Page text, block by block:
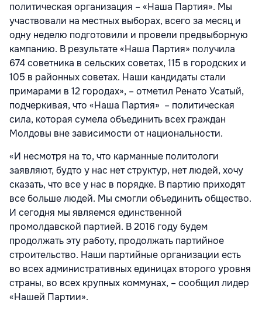
политическая организация – «Наша Партия». Мы
участвовали на местных выборах, всего за месяц и
одну неделю подготовили и провели предвыборную
кампанию. В результате «Наша Партия» получила
674 советника в сельских советах, 115 в городских и
105 в районных советах. Наши кандидаты стали
примарами в 12 городах», – отметил Ренато Усатый,
подчеркивая, что «Наша Партия» – политическая
сила, которая сумела объединить всех граждан
Молдовы вне зависимости от национальности.
«И несмотря на то, что карманные политологи
заявляют, будто у нас нет структур, нет людей, хочу
сказать, что все у нас в порядке. В партию приходят
все больше людей. Мы смогли объединить общество.
И сегодня мы являемся единственной
промолдавской партией. В 2016 году будем
продолжать эту работу, продолжать партийное
строительство. Наши партийные организации есть
во всех административных единицах второго уровня
страны, во всех крупных коммунах, – сообщил лидер
«Нашей Партии».